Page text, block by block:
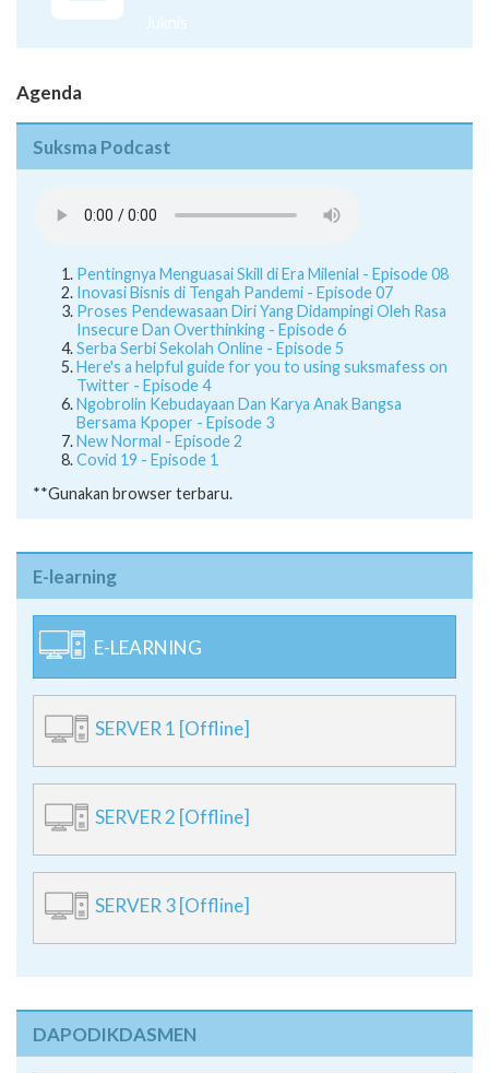
Juknis
Agenda
Suksma Podcast
Pentingnya Menguasai Skill di Era Milenial - Episode 08
Inovasi Bisnis di Tengah Pandemi - Episode 07
Proses Pendewasaan Diri Yang Didampingi Oleh Rasa
Insecure Dan Overthinking - Episode 6
Serba Serbi Sekolah Online - Episode 5
Here's a helpful guide for you to using suksmafess on
Twitter - Episode 4
Ngobrolin Kebudayaan Dan Karya Anak Bangsa
Bersama Kpoper - Episode 3
New Normal - Episode 2
Covid 19 - Episode 1
**Gunakan browser terbaru.
E-learning
E-LEARNING
SERVER 1 [Offline]
SERVER 2 [Offline]
SERVER 3 [Offline]
DAPODIKDASMEN